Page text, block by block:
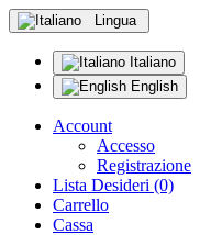
Lingua
Italiano
English
Account
Accesso
Registrazione
Lista Desideri (0)
Carrello
Cassa